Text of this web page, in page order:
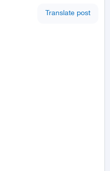
Translate post